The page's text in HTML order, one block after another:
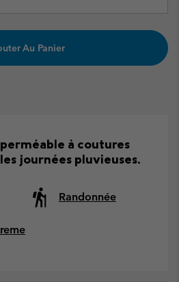
Au Panier
à coutures
journées pluvieuses.
Randonnée